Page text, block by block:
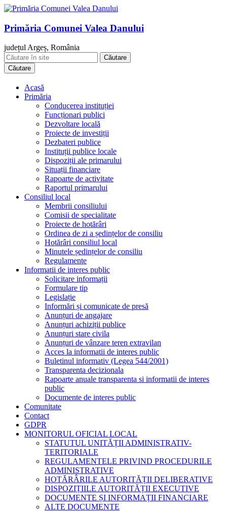
Primăria Comunei Valea Danului
județul Argeș, România
Căutare
Acasă
Primăria
Conducerea instituției
Funcționari publici
Dezvoltare locală
Proiecte de investiții
Dezbateri publice
Instituții publice locale
Dispoziții ale primarului
Situații financiare
Rapoarte de activitate
Raportul primarului
Consiliul local
Membrii consiliului
Comisii de specialitate
Proiecte de hotărâri
Ordinea de zi a ședințelor de consiliu
Hotărâri consiliul local
Minutele ședințelor de consiliu
Regulamente
Informatii de interes public
Solicitare informații
Formulare tip
Legislație
Informări și comunicate de presă
Anunțuri de angajare
Anunțuri achiziții publice
Anunțuri stare civila
Anunțuri de vânzare teren extravilan
Acces la informatii de interes public
Buletinul informativ (Legea 544/2001)
Transparenta decizionala
Rapoarte anuale transparenta si informatii de interes
public
Documente de interes public
Comunitate
Contact
GDPR
MONITORUL OFICIAL LOCAL
STATUTUL UNITĂȚII ADMINISTRATIV-
TERITORIALE
REGULAMENTELE PRIVIND PROCEDURILE
ADMINISTRATIVE
HOTĂRÂRILE AUTORITĂȚII DELIBERATIVE
DISPOZIȚIILE AUTORITĂȚII EXECUTIVE
DOCUMENTE ȘI INFORMAȚII FINANCIARE
ALTE DOCUMENTE